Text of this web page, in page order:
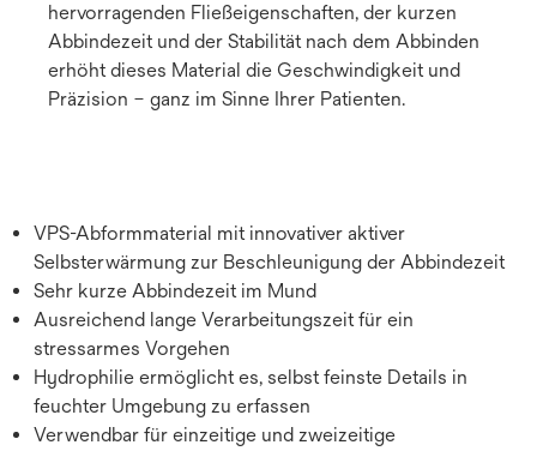
hervorragenden Fließeigenschaften, der kurzen
Abbindezeit und der Stabilität nach dem Abbinden
erhöht dieses Material die Geschwindigkeit und
Präzision – ganz im Sinne Ihrer Patienten.
VPS-Abformmaterial mit innovativer aktiver
Selbsterwärmung zur Beschleunigung der Abbindezeit
Sehr kurze Abbindezeit im Mund
Ausreichend lange Verarbeitungszeit für ein
stressarmes Vorgehen
Hydrophilie ermöglicht es, selbst feinste Details in
feuchter Umgebung zu erfassen
Verwendbar für einzeitige und zweizeitige